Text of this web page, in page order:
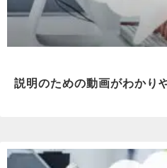
説明のための動画がわかり